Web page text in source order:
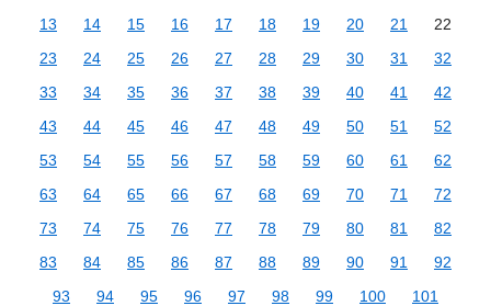
13
14 15 16 17 18 19 20 21
22
23
24 25 26 27 28 29 30 31
32
33
34 35 36 37 38 39 40 41
42
43
44 45 46 47 48 49 50 51
52
53
54 55 56 57 58 59 60 61
62
63
64 65 66 67 68 69 70 71
72
73
74 75 76 77 78 79 80 81
82
83
84 85 86 87 88 89 90 91
92
93
94 95 96 97 98 99 100
101